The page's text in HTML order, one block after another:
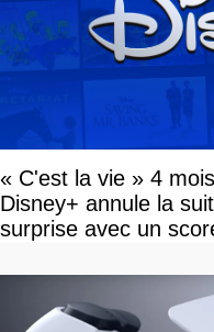
« C'est la vie » 4
Disney+ annule la
surprise avec un